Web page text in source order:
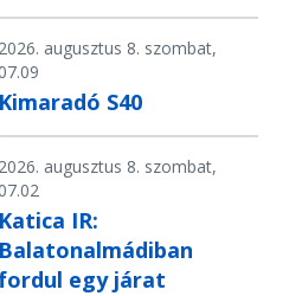
2026. augusztus 8. szombat,
Kimaradó S40
2026. augusztus 8. szombat,
Katica IR:
Balatonalmádiban
fordul egy járat